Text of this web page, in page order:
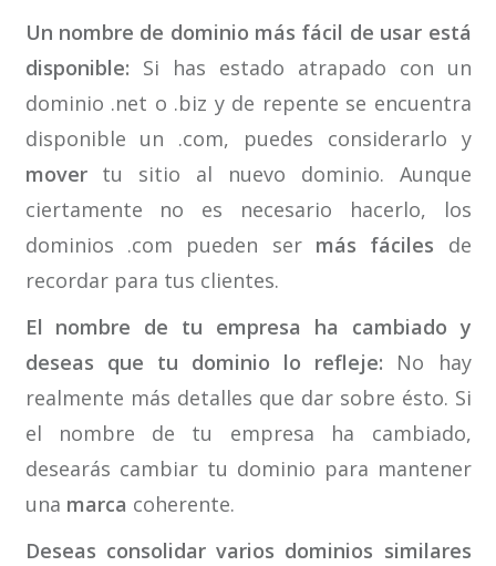
Un nombre de dominio más fácil de usar está
disponible: Si has estado atrapado con un
dominio .net o .biz y de repente se encuentra
disponible un .com, puedes considerarlo y
movertu sitio al nuevo dominio. Aunque
ciertamente no es necesario hacerlo, los
dominios .com pueden ser más fáciles de
recordar para tus clientes.
El nombre de tu empresa ha cambiado y
deseas que tu dominio lo refleje: No hay
realmente más detalles que dar sobre ésto. Si
el nombre de tu empresa ha cambiado,
desearás cambiar tu dominio para mantener
una marca coherente.
Deseas consolidar varios dominios similares